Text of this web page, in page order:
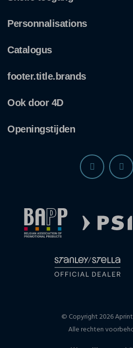
Personnalisations
Catalogus
footer.title.brands
Ook door 4D
Openingstijden
© Copyright 2026
Alle rechten